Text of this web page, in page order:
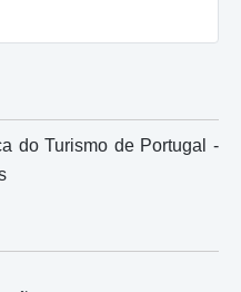
do Turismo de Portugal -